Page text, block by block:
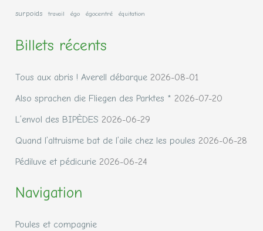
surpoids travail égo égocentré équitation
Billets récents
Tous aux abris ! Averell débarque 2026-08-01
Also sprachen die Fliegen des Parktes * 2026-07-20
L’envol des BIPÈDES 2026-06-29
Quand l’altruisme bat de l’aile chez les poules 2026-06-28
Pédiluve et pédicurie 2026-06-24
Navigation
Poules et compagnie